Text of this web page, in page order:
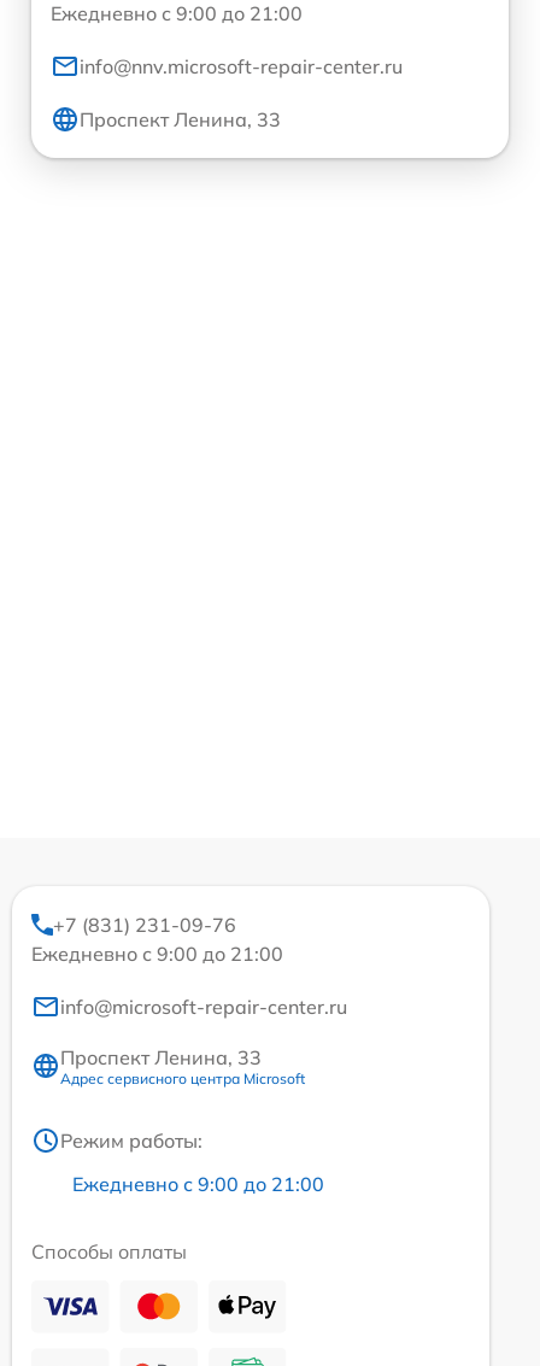
Ежедневно с 9:00 до 21:00
info@nnv.microsoft-repair-center.ru
Проспект Ленина, 33
+7 (831) 231-09-76
Ежедневно с 9:00 до 21:00
info@microsoft-repair-center.ru
Проспект Ленина, 33
Адрес сервисного центра Microsoft
Режим работы:
Ежедневно с 9:00 до 21:00
Способы оплаты